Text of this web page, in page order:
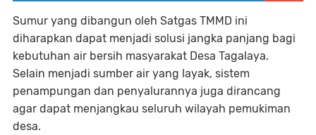
Sumur yang dibangun oleh Satgas TMMD ini
diharapkan dapat menjadi solusi jangka panjang bagi
kebutuhan air bersih masyarakat Desa Tagalaya.
Selain menjadi sumber air yang layak, sistem
penampungan dan penyalurannya juga dirancang
agar dapat menjangkau seluruh wilayah pemukiman
desa.